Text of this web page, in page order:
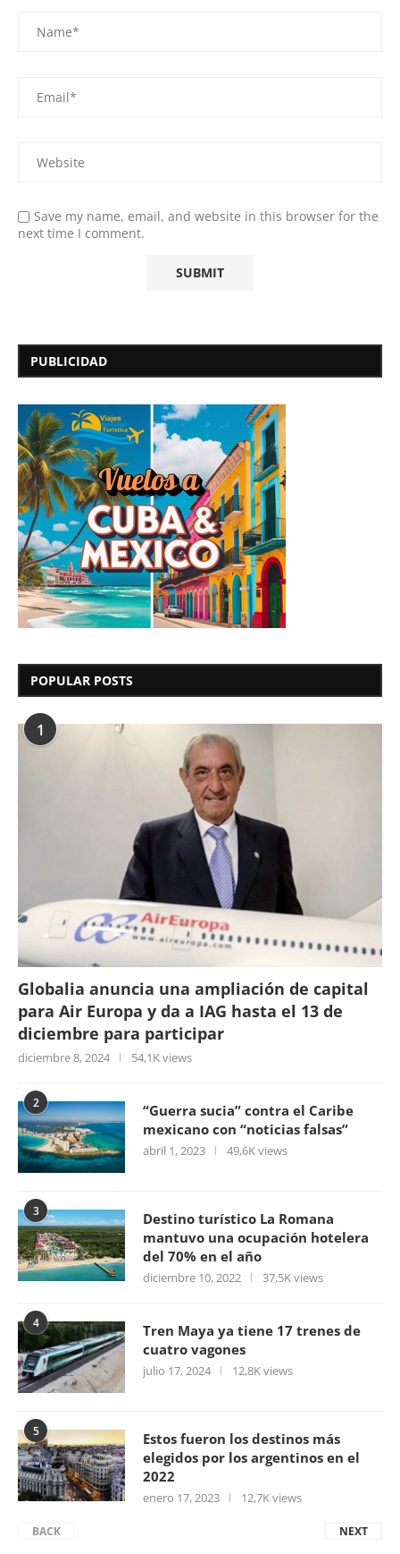
Save my name, email, and website in this browser for the
next time I comment.
PUBLICIDAD
POPULAR POSTS
1
Globalia anuncia una ampliación de capital
para Air Europa y da a IAG hasta el 13 de
diciembre para participar
diciembre 8, 2024 54,1K views
2
“Guerra sucia” contra el Caribe
mexicano con “noticias falsas”
abril 1, 2023 49,6K views
3
Destino turístico La Romana
mantuvo una ocupación hotelera
del 70% en el año
diciembre 10, 2022 37,5K views
4
Tren Maya ya tiene 17 trenes de
cuatro vagones
julio 17, 2024 12,8K views
5
Estos fueron los destinos más
elegidos por los argentinos en el
2022
enero 17, 2023 12,7K views
BACK NEXT